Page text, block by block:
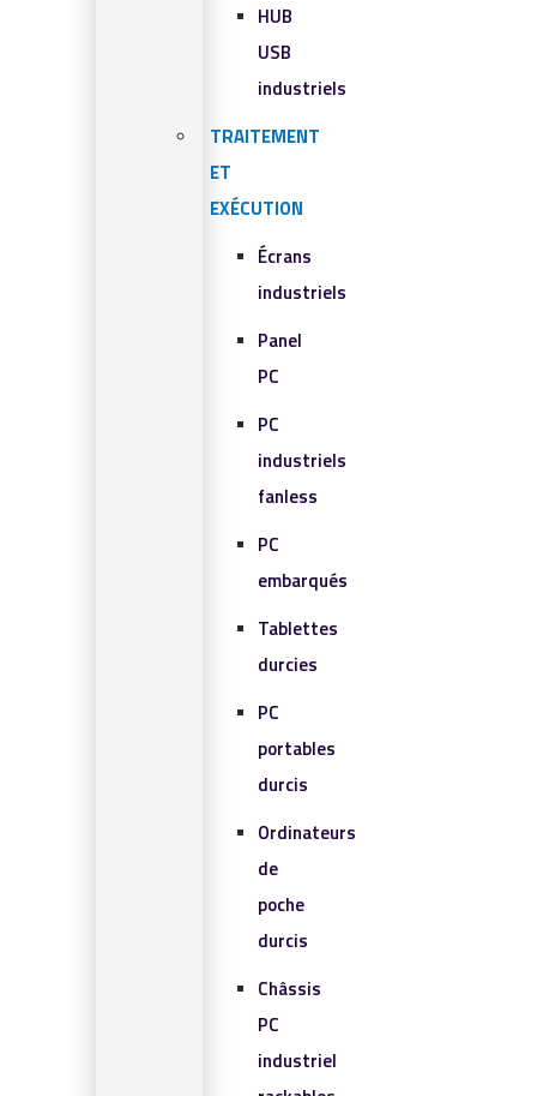
HUB
USB
industriels
TRAITEMENT
ET
EXÉCUTION
Écrans
industriels
Panel
PC
PC
industriels
fanless
PC
embarqués
Tablettes
durcies
PC
portables
durcis
Ordinateurs
de
poche
durcis
Châssis
PC
industriel